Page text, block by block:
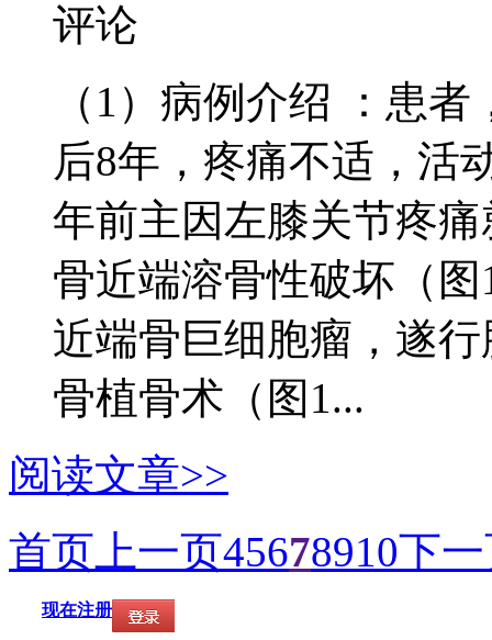
评论
（1）病例介绍 ：患
后8年，疼痛不适，活
年前主因左膝关节疼
骨近端溶骨性破坏（图
近端骨巨细胞瘤，遂
骨植骨术（图1...
阅读文章>>
首页 上一页45678910下
现在注册